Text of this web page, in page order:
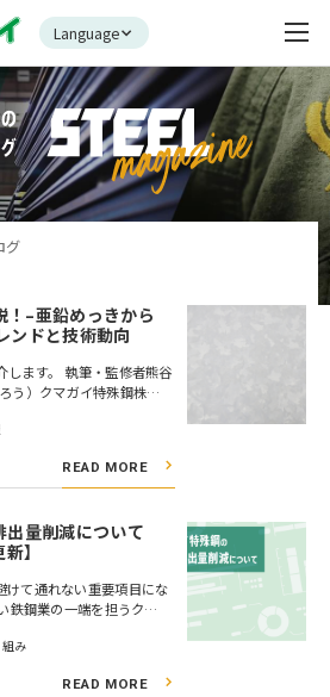
Language
グ
！–亜鉛めっきから
ンドと技術動向
します。 執筆・監修者熊谷
う）クマガイ特殊鋼株…
READ MORE
出量削減について
】
けて通れない重要項目にな
鉄鋼業の一端を担うク…
み
READ MORE